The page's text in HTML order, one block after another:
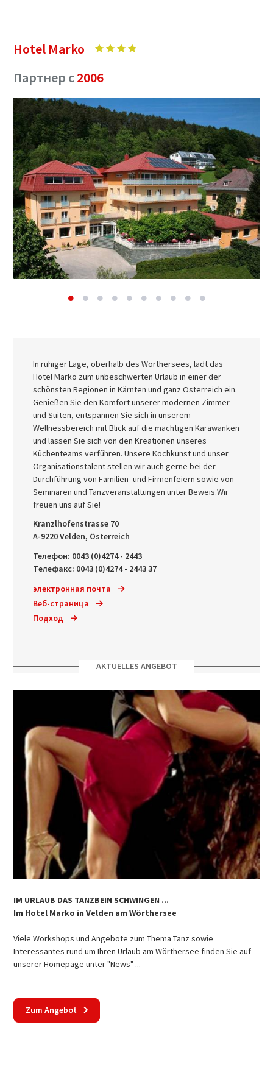
Hotel Marko
Партнер c2006
In ruhiger Lage, oberhalb des Wörthersees, lädt das
Hotel Marko zum unbeschwerten Urlaub in einer der
schönsten Regionen in Kärnten und ganz Österreich ein.
Genießen Sie den Komfort unserer modernen Zimmer
und Suiten, entspannen Sie sich in unserem
Wellnessbereich mit Blick auf die mächtigen Karawanken
und lassen Sie sich von den Kreationen unseres
Küchenteams verführen. Unsere Kochkunst und unser
Organisationstalent stellen wir auch gerne bei der
Durchführung von Familien- und Firmenfeiern sowie von
Seminaren und Tanzveranstaltungen unter Beweis.Wir
freuen uns auf Sie!
Kranzlhofenstrasse 70
A-9220 Velden, Österreich
Teлeфoн: 0043 (0)4274 - 2443
Tелефакс: 0043 (0)4274 - 2443 37
электронная почта
Веб-страница
Подход
AKTUELLES ANGEBOT
IM URLAUB DAS TANZBEIN SCHWINGEN ...
Im Hotel Marko in Velden am Wörthersee
Viele Workshops und Angebote zum Thema Tanz sowie
Interessantes rund um Ihren Urlaub am Wörthersee finden Sie auf
unserer Homepage unter "News" ...
Zum Angebot